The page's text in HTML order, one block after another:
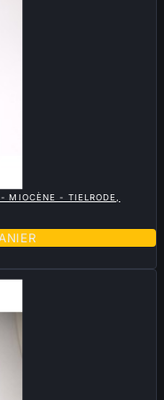
MIOCÈNE - TIELRODE,